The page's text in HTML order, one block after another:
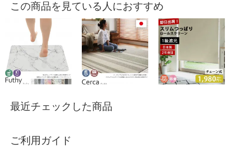
この商品を見ている人におすすめ
最近チェックした商品
ご利用ガイド